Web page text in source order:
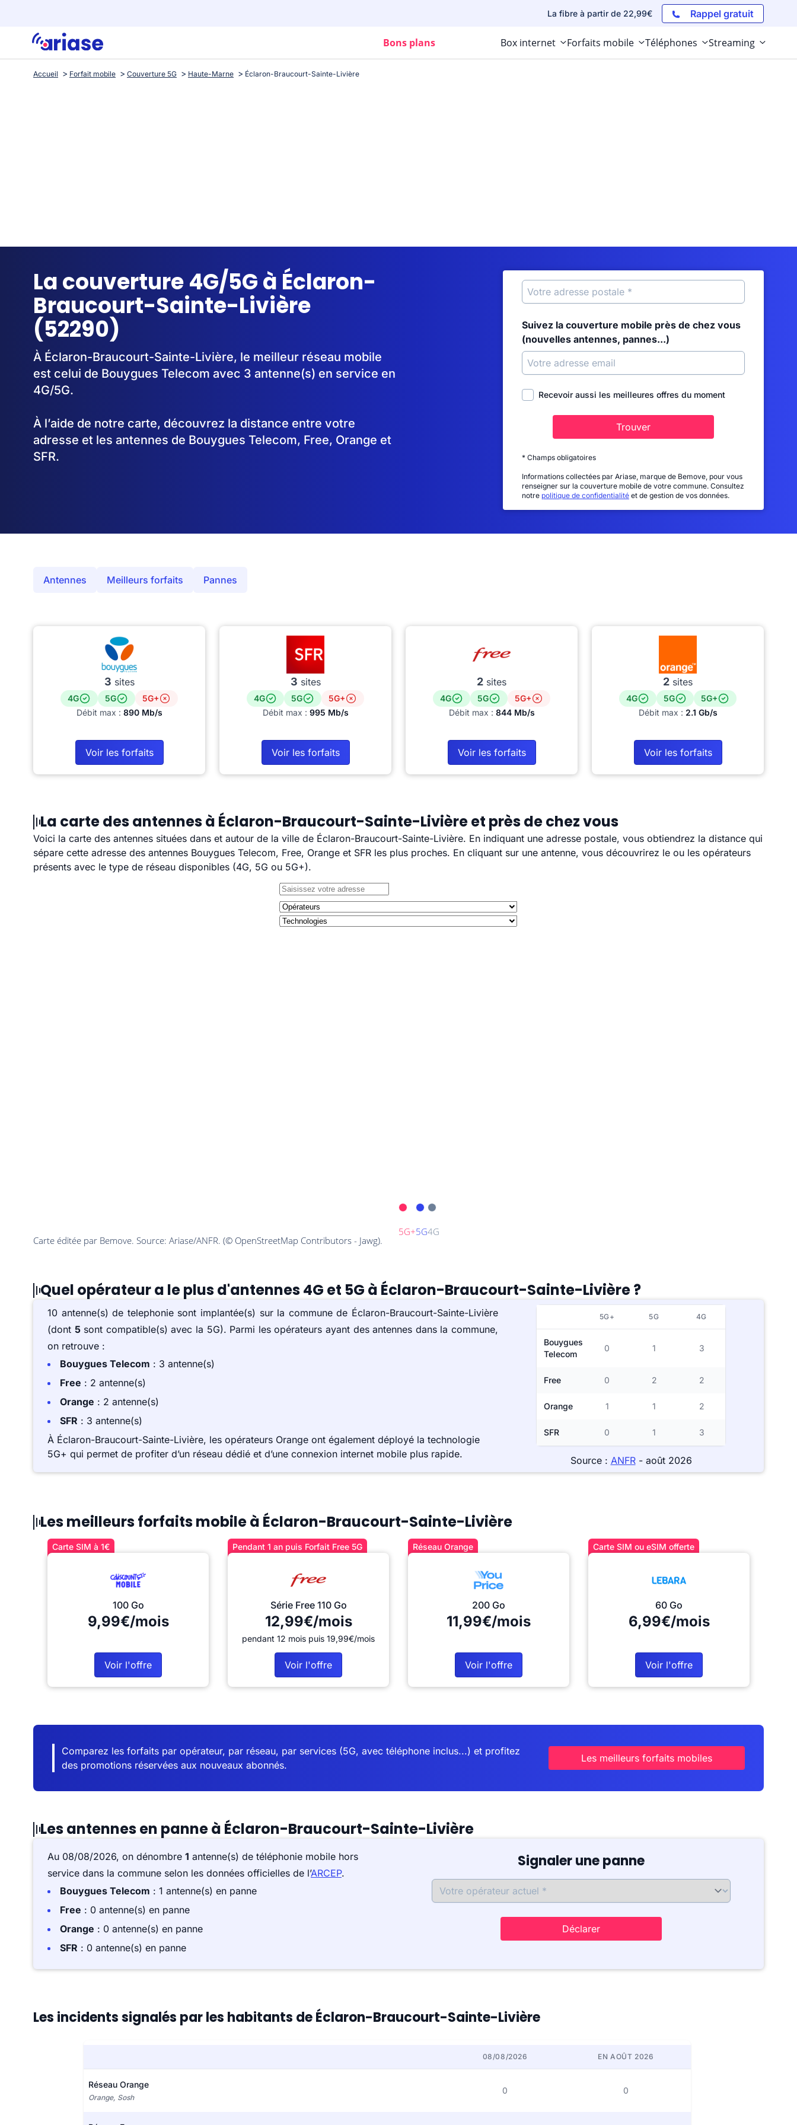
La fibre à partir de 22,99€ Rappel gratuit
Bons plans Box internet Forfaits mobile Téléphones Streaming
Accueil Forfait mobile Couverture 5G Haute-Marne Éclaron-Braucourt-Sainte-Livière
La couverture 4G/5G à Éclaron-
Braucourt-Sainte-Livière
(52290)
À Éclaron-Braucourt-Sainte-Livière, le meilleur réseau mobile
est celui de Bouygues Telecom avec 3 antenne(s) en service en
4G/5G.
À l’aide de notre carte, découvrez la distance entre votre
adresse et les antennes de Bouygues Telecom, Free, Orange et
SFR.
Suivez la couverture mobile près de chez vous
(nouvelles antennes, pannes...)
Recevoir aussi les meilleures offres du moment
Trouver
* Champs obligatoires
Informations collectées par Ariase, marque de Bemove, pour vous
renseigner sur la couverture mobile de votre commune. Consultez
notre politique de confidentialité et de gestion de vos données.
Antennes Meilleurs forfaits Pannes
3 sites
4G 5G
5G+
Débit max : 890 Mb/s
Voir les forfaits
3 sites
4G 5G
5G+
Débit max : 995 Mb/s
Voir les forfaits
2 sites
4G 5G
5G+
Débit max : 844 Mb/s
Voir les forfaits
2 sites
4G 5G
5G+
Débit max : 2.1 Gb/s
Voir les forfaits
La carte des antennes à Éclaron-Braucourt-Sainte-Livière et près de chez vous
Voici la carte des antennes situées dans et autour de la ville de Éclaron-Braucourt-Sainte-Livière. En indiquant une adresse postale, vous obtiendrez la distance qui
sépare cette adresse des antennes Bouygues Telecom, Free, Orange et SFR les plus proches. En cliquant sur une antenne, vous découvrirez le ou les opérateurs
présents avec le type de réseau disponibles (4G, 5G ou 5G+).
Quel opérateur a le plus d'antennes 4G et 5G à Éclaron-Braucourt-Sainte-Livière ?
10 antenne(s) de telephonie sont implantée(s) sur la commune de Éclaron-Braucourt-Sainte-Livière
(dont 5sont compatible(s) avec la 5G). Parmi les opérateurs ayant des antennes dans la commune,
on retrouve :
Bouygues Telecom : 3 antenne(s)
Free : 2 antenne(s)
Orange : 2 antenne(s)
SFR : 3 antenne(s)
À Éclaron-Braucourt-Sainte-Livière, les opérateurs Orange ont également déployé la technologie
5G+ qui permet de profiter d’un réseau dédié et d’une connexion internet mobile plus rapide.
5G+ 5G 4G
Bouygues
Telecom
0 1 3
Free 0 2 2
Orange 1 1 2
SFR 0 1 3
Source : ANFR- août 2026
Les meilleurs forfaits mobile à Éclaron-Braucourt-Sainte-Livière
Carte SIM à 1€
100 Go
9,99€/mois
Voir l'offre
Pendant 1 an puis Forfait Free 5G
Série Free 110 Go
12,99€/mois
pendant 12 mois puis 19,99€/mois
Voir l'offre
Réseau Orange
200 Go
11,99€/mois
Voir l'offre
Carte SIM ou eSIM offerte
60 Go
6,99€/mois
Voir l'offre
Comparez les forfaits par opérateur, par réseau, par services (5G, avec téléphone inclus...) et profitez
des promotions réservées aux nouveaux abonnés.
Les meilleurs forfaits mobiles
Les antennes en panne à Éclaron-Braucourt-Sainte-Livière
Au 08/08/2026, on dénombre 1 antenne(s) de téléphonie mobile hors
service dans la commune selon les données officielles de l’ARCEP.
Bouygues Telecom : 1 antenne(s) en panne
Free : 0 antenne(s) en panne
Orange : 0 antenne(s) en panne
SFR : 0 antenne(s) en panne
Signaler une panne
Déclarer
Les incidents signalés par les habitants de Éclaron-Braucourt-Sainte-Livière
08/08/2026 EN AOÛT 2026
Réseau Orange
Orange, Sosh
0 0